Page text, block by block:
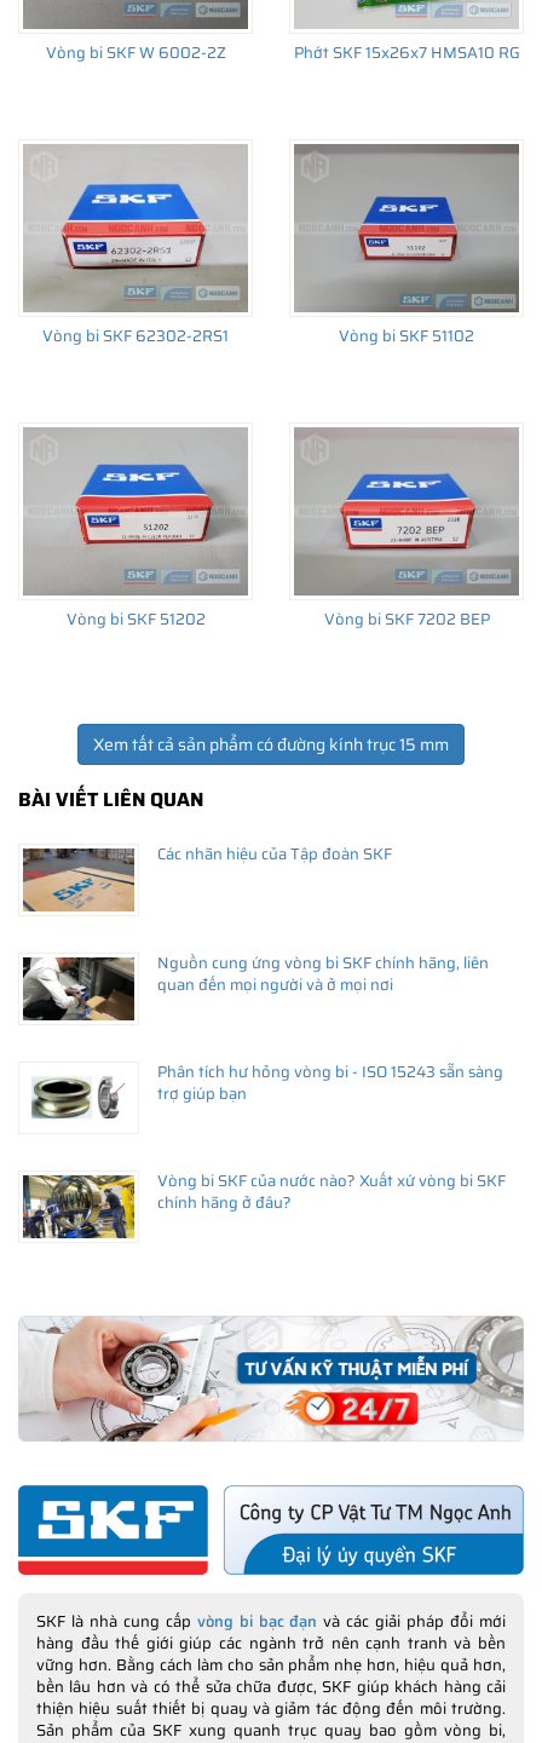
Vòng bi SKF W 6002-2Z Phớt SKF 15x26x7 HMSA10 RG
Vòng bi SKF 62302-2RS1 Vòng bi SKF 51102
Vòng bi SKF 51202 Vòng bi SKF 7202 BEP
Xem tất cả sản phẩm có đường kính trục 15 mm
BÀI VIẾT LIÊN QUAN
Các nhãn hiệu của Tập đoàn SKF
Nguồn cung ứng vòng bi SKF chính hãng, liên
quan đến mọi người và ở mọi nơi
Phân tích hư hỏng vòng bi - ISO 15243 sẵn sàng
trợ giúp bạn
Vòng bi SKF của nước nào? Xuất xứ vòng bi SKF
chính hãng ở đâu?
SKF là nhà cung cấp vòng bi bạc đạn và các giải pháp đổi mới
hàng đầu thế giới giúp các ngành trở nên cạnh tranh và bền
vững hơn. Bằng cách làm cho sản phẩm nhẹ hơn, hiệu quả hơn,
bền lâu hơn và có thể sửa chữa được, SKF giúp khách hàng cải
thiện hiệu suất thiết bị quay và giảm tác động đến môi trường.
Sản phẩm của SKF xung quanh trục quay bao gồm vòng bi,